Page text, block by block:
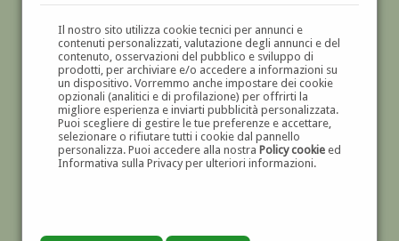
Il nostro sito utilizza cookie tecnici per annunci e
contenuti personalizzati, valutazione degli annunci e del
contenuto, osservazioni del pubblico e sviluppo di
prodotti, per archiviare e/o accedere a informazioni su
un dispositivo. Vorremmo anche impostare dei cookie
opzionali (analitici e di profilazione) per offrirti la
migliore esperienza e inviarti pubblicità personalizzata.
Puoi scegliere di gestire le tue preferenze e accettare,
selezionare o rifiutare tutti i cookie dal pannello
personalizza. Puoi accedere alla nostra Policy cookieed
Informativa sulla Privacy per ulteriori informazioni.
GALLERIAD'ARTE
DIPINTI E SCULTURE '800 E '900